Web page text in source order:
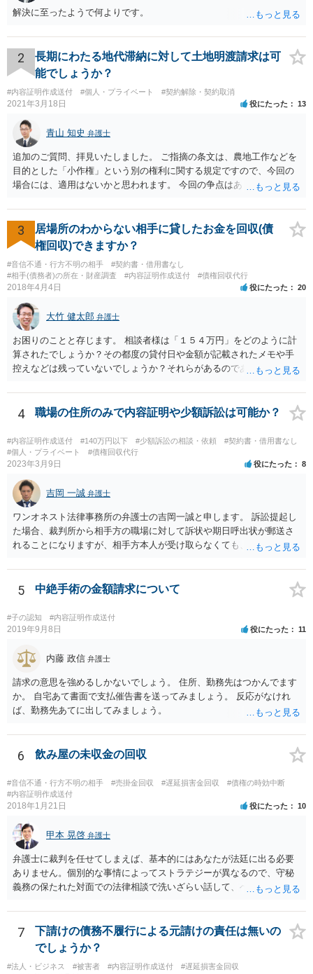
解決に至ったようで何よりです。
2
長期にわたる地代滞納に対して土地明渡請求は可
能でしょうか？
#内容証明作成送付 #個人・プライベート #契約解除・契約取消
2021年3月18日 役にたった 13
青山 知史 弁護士
追加のご質問、拝見いたしました。 ご指摘の条文は、農地工作などを
目的とした「小作権」という別の権利に関する規定ですので、今回の
場合には、適用はないかと思われます。 今回の争点はあくまで、明け
なりますが、複数の先生方も述べておられる通り、一般的に解除が認
められる事案と比べても、今回は賃料未払の期間が長いですので、ご
記載の事情だけを踏まえれば、解除に基づく明渡しが認められる見込
みはある事案かと思われます。
3
居場所のわからない相手に貸したお金を回収(債
権回収)できますか？
#音信不通・行方不明の相手
#契約書・借用書なし
#相手(債務者)の所在・財産調査
#内容証明作成送付 #債権回収代行
2018年4月4日 役にたった 20
大竹 健太郎 弁護士
お困りのことと存じます。 相談者様は「１５４万円」をどのように計
算されたでしょうか？その都度の貸付日や金額が記載されたメモや手
控えなどは残っていないでしょうか？それらがあるのであればメール
です。 彼の住所については住民票上の住所であれば調査することは可
能です。 弁護士に依頼した際の費用にいては現在弁護士費用が自由化
ますが、交渉を依頼すると①着手金が請求額×8％or10万円の高い方、
②成功報酬が16％、③実費というところでしょうか。法律事務所によ
っては別途日当を請求するところもあると思います。 勝訴の見込みや
回収の見込み、私にご依頼いただいた場合の費用については、詳細を
お伺いできればお伝えさせていただきますので、宜しければ、個別に
ご連絡頂けますと幸いです。 宜しくお願い致します。
4 職場の住所のみで内容証明や少額訴訟は可能か？
#内容証明作成送付 #140万円以下 #少額訴訟の相談・依頼
#契約書・借用書なし
#個人・プライベート
#債権回収代行
2023年3月9日 役にたった 8
吉岡 一誠 弁護士
ワンオネスト法律事務所の弁護士の吉岡一誠と申します。 訴訟提起し
た場合、裁判所から相手方の職場に対して訴状や期日呼出状が郵送さ
れることになりますが、相手方本人が受け取らなくても、勤務先の他
可能性があります。 諦めずに追及を続けることで回収に至ることはま
まあるため、少額訴訟につき前向きに検討して良いかと思います。
5 中絶手術の金額請求について
#子の認知 #内容証明作成送付
2019年9月8日 役にたった 11
内藤 政信 弁護士
請求の意思を強めるしかないでしょう。 住所、勤務先はつかんでます
か。 自宅あて書面で支払催告書を送ってみましょう。 反応がなけれ
ば、勤務先あてに出してみましょう。
6 飲み屋の未収金の回収
#音信不通・行方不明の相手 #売掛金回収 #遅延損害金回収
#債権の時効中断
#内容証明作成送付
2018年1月21日 役にたった 10
甲本 晃啓 弁護士
弁護士に裁判を任せてしまえば、基本的にはあなたが法廷に出る必要
ありません。個別的な事情によってストラテジーが異なるので、守秘
義務の保たれた対面での法律相談で洗いざらい話して、ベストな方法
7
下請けの債務不履行による元請けの責任は無いの
でしょうか？
#法人・ビジネス #被害者 #内容証明作成送付
#遅延損害金回収